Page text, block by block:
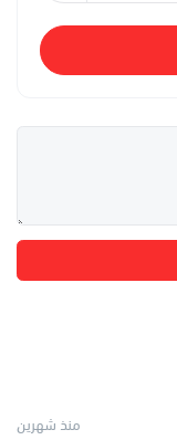
منذ شهرين